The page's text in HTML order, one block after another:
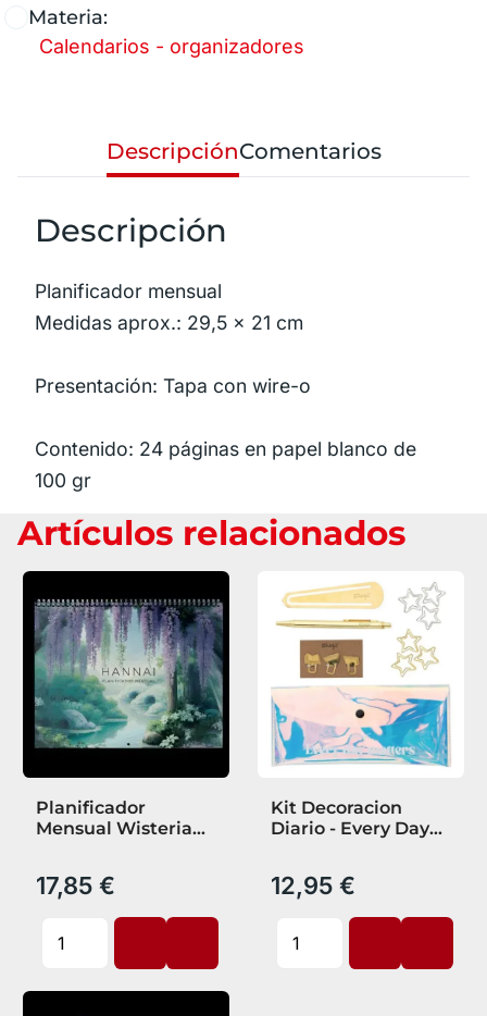
Materia:
Calendarios - organizadores
DescripciónComentarios
Descripción
Planificador mensual
Medidas aprox.: 29,5 x 21 cm
Presentación: Tapa con wire-o
Contenido: 24 páginas en papel blanco de
100 gr
Artículos relacionados
Planificador
Mensual Wisteria
17,85 €
Kit Decoracion
Diario - Every Day
12,95 €